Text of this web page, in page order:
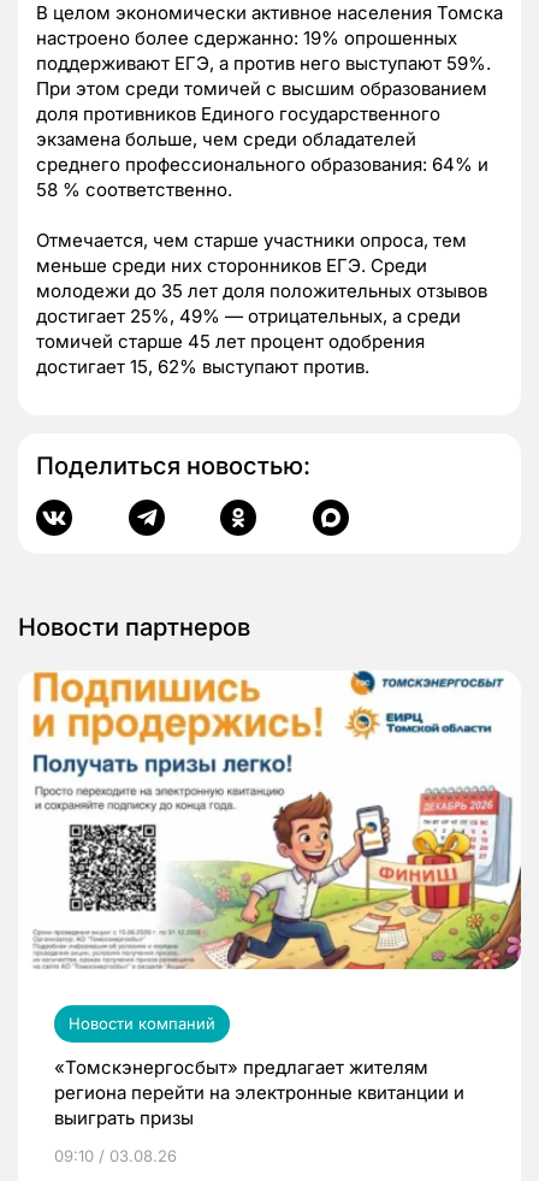
В целом экономически активное населения Томска
настроено более сдержанно: 19% опрошенных
поддерживают ЕГЭ, а против него выступают 59%.
При этом среди томичей с высшим образованием
доля противников Единого государственного
экзамена больше, чем среди обладателей
среднего профессионального образования: 64% и
58 % соответственно.
Отмечается, чем старше участники опроса, тем
меньше среди них сторонников ЕГЭ. Среди
молодежи до 35 лет доля положительных отзывов
достигает 25%, 49% — отрицательных, а среди
томичей старше 45 лет процент одобрения
достигает 15, 62% выступают против.
Поделиться новостью:
Новости партнеров
Новости компаний
«Томскэнергосбыт» предлагает жителям
региона перейти на электронные квитанции и
выиграть призы
09:10 / 03.08.26